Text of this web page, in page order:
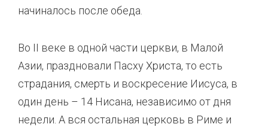
начиналось после обеда.
Во II веке в одной части церкви, в Малой
Азии, праздновали Пасху Христа, то есть
страдания, смерть и воскресение Иисуса, в
один день – 14 Нисана, независимо от дня
недели. А вся остальная церковь в Риме и